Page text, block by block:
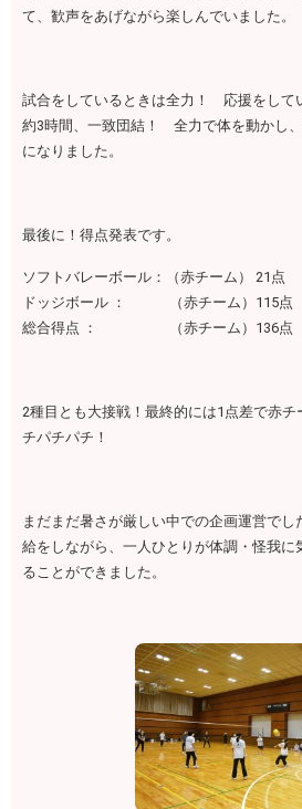
て、歓声をあげながら楽しんでいました。
試合をしているときは全力！ 応援をして
約3時間、一致団結！ 全力で体を動かし
になりました。
最後に！得点発表です。
ソフトバレーボール：（赤チーム） 21
ドッジボール ： （赤チーム）115点
総合得点 ： （赤チーム）136点 （
2種目とも大接戦！最終的には1点差で赤
チパチパチ！
まだまだ暑さが厳しい中での企画運営で
給をしながら、一人ひとりが体調・怪我に
ることができました。